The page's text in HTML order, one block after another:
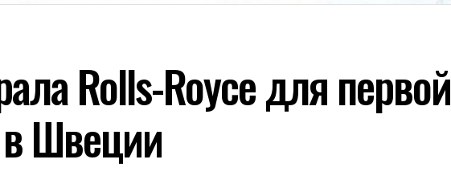
Rolls-Royce для первой
Швеции